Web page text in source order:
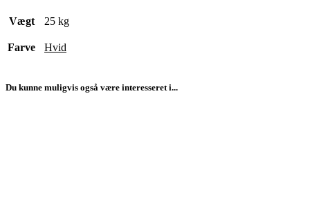
Vægt 25 kg
Farve Hvid
Du kunne muligvis også være interesseret i...